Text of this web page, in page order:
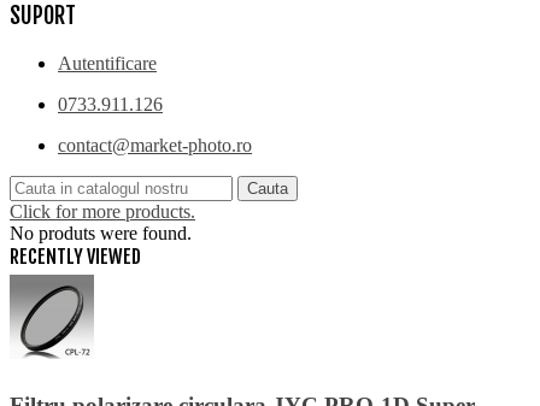
SUPORT
Autentificare
0733.911.126
contact@market-photo.ro
Cauta
Click for more products.
No produts were found.
RECENTLY VIEWED